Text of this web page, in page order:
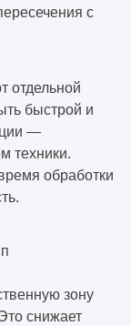
с
отдельной
быстрой и
—
техники.
обработки
зону
снижает